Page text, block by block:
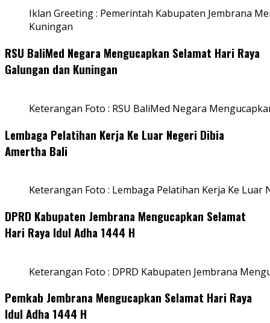
Iklan Greeting : Pemerintah Kabupaten Jembrana
Kuningan
RSU BaliMed Negara Mengucapkan Selamat Hari Raya
Galungan dan Kuningan
Keterangan Foto : RSU BaliMed Negara
Lembaga Pelatihan Kerja Ke Luar Negeri Dibia
Amertha Bali
Keterangan Foto : Lembaga Pelatihan Kerja Ke Luar
DPRD Kabupaten Jembrana Mengucapkan Selamat
Hari Raya Idul Adha 1444 H
Keterangan Foto : DPRD Kabupaten Jembrana
Pemkab Jembrana Mengucapkan Selamat Hari Raya
Idul Adha 1444 H